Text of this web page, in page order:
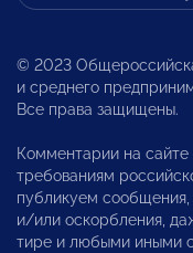
© 2023
и среднего
Все права защищены.
Комментарии на
требованиям
публикуем
и/или оскорбления,
тире и любыми иными